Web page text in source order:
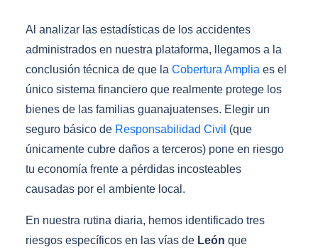
Al analizar las estadísticas de los accidentes
administrados en nuestra plataforma, llegamos a la
conclusión técnica de que la Cobertura Amplia es el
único sistema financiero que realmente protege los
bienes de las familias guanajuatenses. Elegir un
seguro básico de Responsabilidad Civil (que
únicamente cubre daños a terceros) pone en riesgo
tu economía frente a pérdidas incosteables
causadas por el ambiente local.
En nuestra rutina diaria, hemos identificado tres
riesgos específicos en las vías de León que